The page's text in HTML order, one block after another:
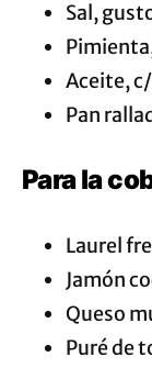
Sal,
Aceite,
Pan
Para la
Laurel
Jamón
Queso
Puré de